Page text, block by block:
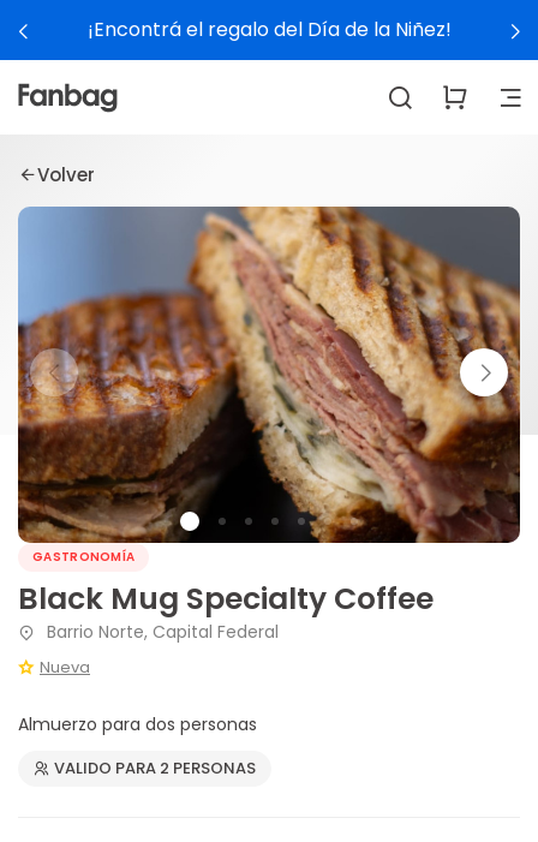
¡Encontrá el regalo del Día de la Niñez!
Volver
GASTRONOMÍA
Black Mug Specialty Coffee
Barrio Norte, Capital Federal
Nueva
Almuerzo para dos personas
VALIDO PARA 2 PERSONAS